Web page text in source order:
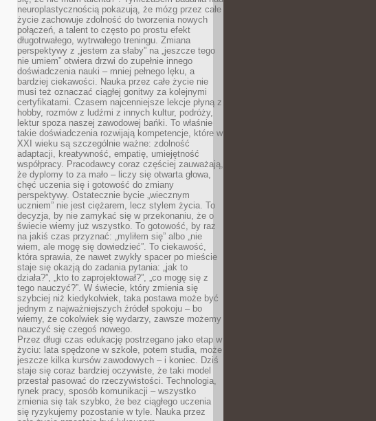
neuroplastycznością pokazują, że mózg przez całe
życie zachowuje zdolność do tworzenia nowych
połączeń, a talent to często po prostu efekt
długotrwałego, wytrwałego treningu. Zmiana
perspektywy z „jestem za słaby” na „jeszcze tego
nie umiem” otwiera drzwi do zupełnie innego
doświadczenia nauki – mniej pełnego lęku, a
bardziej ciekawości. Nauka przez całe życie nie
musi też oznaczać ciągłej gonitwy za kolejnymi
certyfikatami. Czasem najcenniejsze lekcje płyną z
hobby, rozmów z ludźmi z innych kultur, podróży,
lektur spoza naszej zawodowej bańki. To właśnie
takie doświadczenia rozwijają kompetencje, które w
XXI wieku są szczególnie ważne: zdolność
adaptacji, kreatywność, empatię, umiejętność
współpracy. Pracodawcy coraz częściej zauważają,
że dyplomy to za mało – liczy się otwarta głowa,
chęć uczenia się i gotowość do zmiany
perspektywy. Ostatecznie bycie „wiecznym
uczniem” nie jest ciężarem, lecz stylem życia. To
decyzja, by nie zamykać się w przekonaniu, że o
świecie wiemy już wszystko. To gotowość, by raz
na jakiś czas przyznać: „myliłem się” albo „nie
wiem, ale mogę się dowiedzieć”. To ciekawość,
która sprawia, że nawet zwykły spacer po mieście
staje się okazją do zadania pytania: „jak to
działa?”, „kto to zaprojektował?”, „co mogę się z
tego nauczyć?”. W świecie, który zmienia się
szybciej niż kiedykolwiek, taka postawa może być
jednym z najważniejszych źródeł spokoju – bo
wiemy, że cokolwiek się wydarzy, zawsze możemy
nauczyć się czegoś nowego.
Przez długi czas edukację postrzegano jako etap w
życiu: lata spędzone w szkole, potem studia, może
jeszcze kilka kursów zawodowych – i koniec. Dziś
staje się coraz bardziej oczywiste, że taki model
przestał pasować do rzeczywistości. Technologia,
rynek pracy, sposób komunikacji – wszystko
zmienia się tak szybko, że bez ciągłego uczenia
się ryzykujemy pozostanie w tyle. Nauka przez